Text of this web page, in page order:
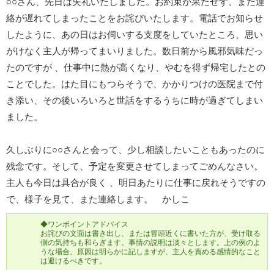
絡が遅れてしまったことをお詫びいたします。電話でお知らせ
したように、あの日はお伺いする支度をしていたところ、思い
がけなく主人が帰ってまいりました。数日前から風邪気味だっ
たのですが 、仕事中に熱が高くなり、やむを得ず帰宅したとの
ことでした。はた目にもつらそうで、かかりつけの医院まで付
き添い、その後いろいろと世話をするうちに時が過ぎてしまい
ました。
久しぶりに○○さんと会って、少し相談したいこともあったのに
残念です。そして、予定を変更させてしまってごめんなさい。
主人も今日は具合が良く 、明日あたりに仕事に戻れそうですの
で、様子を見て、また連絡します。 かしこ
◆ワンポイントアドバイス
お詫びの文面は書き出し、または冒頭近くに書いた方が、受け取る
側の気持ちも和らぎます。事情の説明は淡々とします。上の例のよ
うな場合、原因は明らかに記しますが、主人を責める感情的なこと
は避けるべきです。